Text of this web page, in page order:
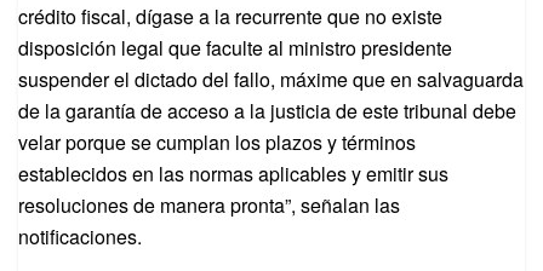
crédito fiscal, dígase a la recurrente que no existe
disposición legal que faculte al ministro presidente
suspender el dictado del fallo, máxime que en salvaguarda
de la garantía de acceso a la justicia de este tribunal debe
velar porque se cumplan los plazos y términos
establecidos en las normas aplicables y emitir sus
resoluciones de manera pronta”, señalan las
notificaciones.